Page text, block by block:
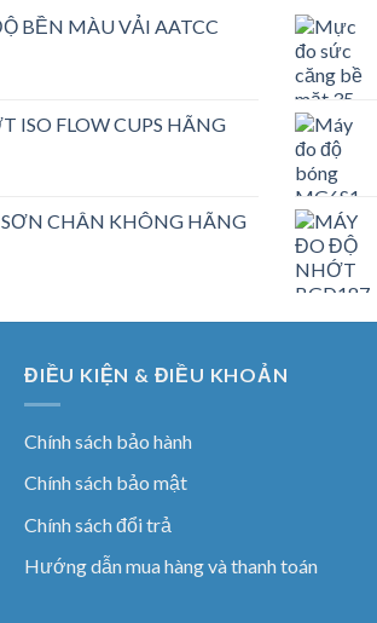
BỀN MÀU VẢI AATCC
ISO FLOW CUPS HÃNG
CHÂN KHÔNG HÃNG
ĐIỀU KIỆN & ĐIỀU KHOẢN
Chính sách bảo hành
Chính sách bảo mật
Chính sách đổi trả
Hướng dẫn mua hàng và thanh toán